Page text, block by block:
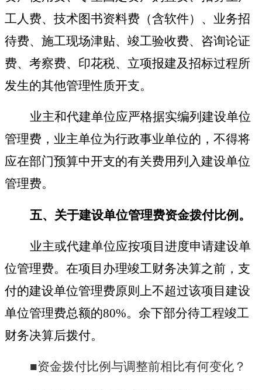
工人费、技术图书资料费（含软件）、业务招
待费、施工现场津贴、竣工验收费、咨询论证
费、考察费、印花税、立项报建及招标过程所
发生的其他管理性质开支。
业主和代建单位应严格据实编列建设单位
管理费，业主单位为行政事业单位的，不得将
应在部门预算中开支的有关费用列入建设单位
管理费。
五、关于建设单位管理费资金拨付比例。
业主或代建单位应按项目进度申请建设单
位管理费。在项目办理竣工财务决算之前，支
付的建设单位管理费原则上不超过该项目建设
单位管理费总额的80%。余下部分待工程竣工
财务决算后拨付。
■资金拨付比例与调整前相比有何变化？